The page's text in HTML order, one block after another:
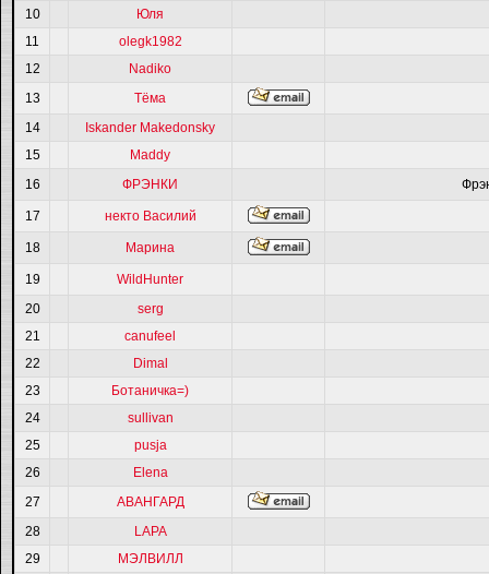
10
Юля
11
olegk1982
12
Nadiko
13
Тёма
14
Iskander Makedonsky
15
Maddy
16
ФРЭНКИ
17 некто Василий
18 Марина
19
WildHunter
20
serg
21
canufeel
22
Dimal
23
Ботаничка=)
24
sullivan
25
pusja
26
Elena
27
АВАНГАРД
28
LAPA
29
МЭЛВИЛЛ